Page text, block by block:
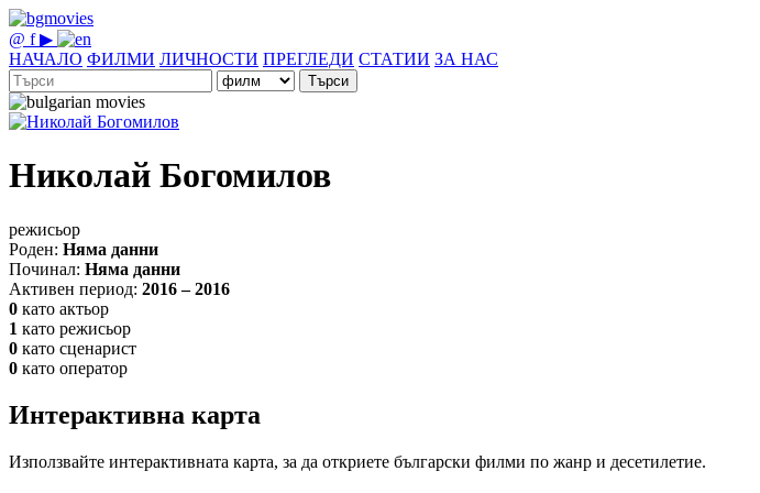
@ f ▶
НАЧАЛО ФИЛМИ ЛИЧНОСТИ ПРЕГЛЕДИ СТАТИИ ЗА НАС
Търси
Николай Богомилов
режисьор
Роден: Няма данни
Починал: Няма данни
Активен период: 2016 – 2016
0 като актьор
1 като режисьор
0 като сценарист
0 като оператор
Интерактивна карта
Използвайте интерактивната карта, за да откриете български филми по жанр и десетилетие.